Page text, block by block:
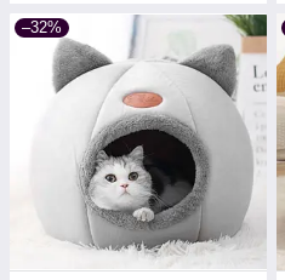
–32%